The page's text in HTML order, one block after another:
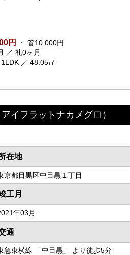
円
・ 管10,000円
／ 礼0ヶ月
／ 48.05㎡
アイフラットナカメグロ）
在地
京都目黒区中目黒１丁目
工月
年03月
通
急東横線 「中目黒」 より徒歩5分